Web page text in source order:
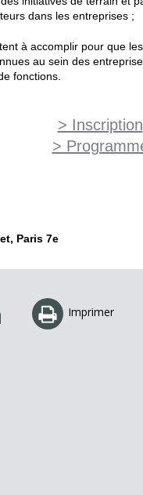
dans les entreprises ;
à accomplir pour que
au sein des
fonctions.
> Inscription
>
Paris 7e
Imprimer